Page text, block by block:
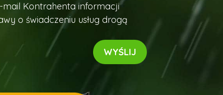
Kontrahenta informacji
o świadczeniu usług drogą